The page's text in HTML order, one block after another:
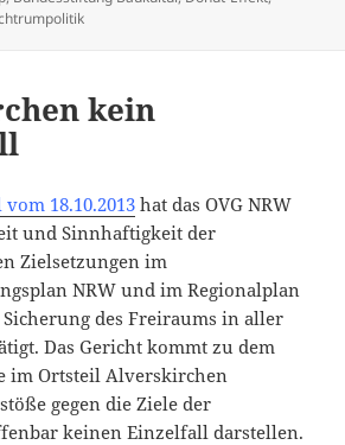
kein
18.10.2013hat das OVG NRW
und Sinnhaftigkeit der
Zielsetzungen im
NRW und im Regionalplan
des Freiraums in aller
Das Gericht kommt zu dem
im Ortsteil Alverskirchen
gegen die Ziele der
keinen Einzelfall darstellen.